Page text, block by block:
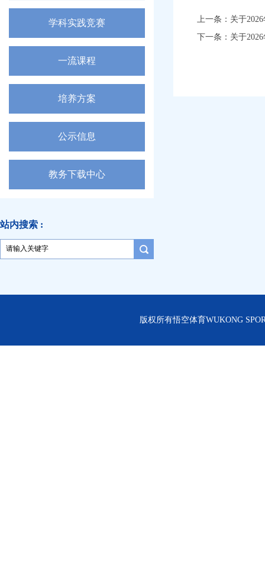
学科实践竞赛
一流课程
培养方案
公示信息
教务下载中心
站内搜索 :
上一条： 关于
下一条： 关于
版权所有悟空体育WUKONG